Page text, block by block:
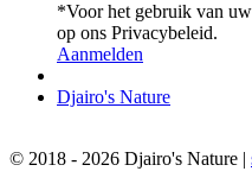
*Voor het gebruik van
op ons Privacybeleid.
Aanmelden
Djairo's Nature
© 2018 - 2026 Djairo's Nature |